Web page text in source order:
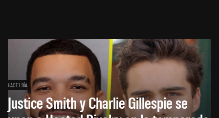
HACE 1 DÍA
Justice Smith y Charlie Gillespie se